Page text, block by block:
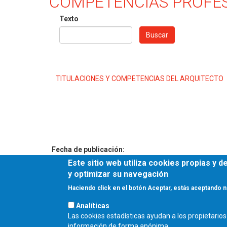
Texto
Buscar
TITULACIONES Y COMPETENCIAS DEL ARQUITECTO
Fecha de publicación:
Jueves, 20 Julio, 2017
Este sitio web utiliza cookies propias y
y optimizar su navegación
Haciendo click en el botón Aceptar, estás aceptando
Analíticas
Las cookies estadísticas ayudan a los